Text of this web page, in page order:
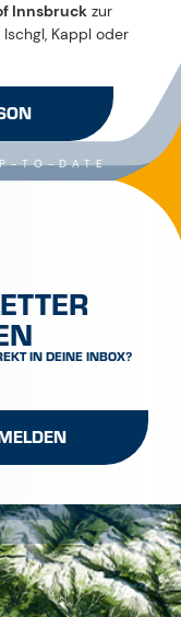
Innsbruck zur
Kappl oder
TO-DATE
IN DEINE INBOX?